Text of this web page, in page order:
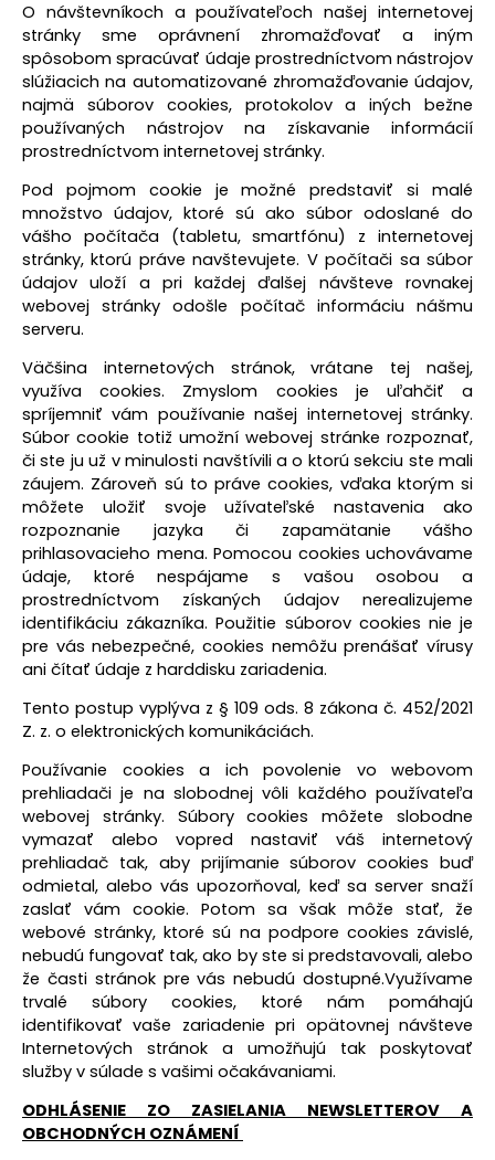
O návštevníkoch a používateľoch našej internetovej
stránky sme oprávnení zhromažďovať a iným
spôsobom spracúvať údaje prostredníctvom nástrojov
slúžiacich na automatizované zhromažďovanie údajov,
najmä súborov cookies, protokolov a iných bežne
používaných nástrojov na získavanie informácií
prostredníctvom internetovej stránky.
Pod pojmom cookie je možné predstaviť si malé
množstvo údajov, ktoré sú ako súbor odoslané do
vášho počítača (tabletu, smartfónu) z internetovej
stránky, ktorú práve navštevujete. V počítači sa súbor
údajov uloží a pri každej ďalšej návšteve rovnakej
webovej stránky odošle počítač informáciu nášmu
serveru.
Väčšina internetových stránok, vrátane tej našej,
využíva cookies. Zmyslom cookies je uľahčiť a
spríjemniť vám používanie našej internetovej stránky.
Súbor cookie totiž umožní webovej stránke rozpoznať,
či ste ju už v minulosti navštívili a o ktorú sekciu ste mali
záujem. Zároveň sú to práve cookies, vďaka ktorým si
môžete uložiť svoje užívateľské nastavenia ako
rozpoznanie jazyka či zapamätanie vášho
prihlasovacieho mena. Pomocou cookies uchovávame
údaje, ktoré nespájame s vašou osobou a
prostredníctvom získaných údajov nerealizujeme
identifikáciu zákazníka. Použitie súborov cookies nie je
pre vás nebezpečné, cookies nemôžu prenášať vírusy
ani čítať údaje z harddisku zariadenia.
Tento postup vyplýva z § 109 ods. 8 zákona č. 452/2021
Z. z. o elektronických komunikáciách.
Používanie cookies a ich povolenie vo webovom
prehliadači je na slobodnej vôli každého používateľa
webovej stránky. Súbory cookies môžete slobodne
vymazať alebo vopred nastaviť váš internetový
prehliadač tak, aby prijímanie súborov cookies buď
odmietal, alebo vás upozorňoval, keď sa server snaží
zaslať vám cookie. Potom sa však môže stať, že
webové stránky, ktoré sú na podpore cookies závislé,
nebudú fungovať tak, ako by ste si predstavovali, alebo
že časti stránok pre vás nebudú dostupné.Využívame
trvalé súbory cookies, ktoré nám pomáhajú
identifikovať vaše zariadenie pri opätovnej návšteve
Internetových stránok a umožňujú tak poskytovať
služby v súlade s vašimi očakávaniami.
ODHLÁSENIE ZO ZASIELANIA NEWSLETTEROV A
OBCHODNÝCH OZNÁMENÍ